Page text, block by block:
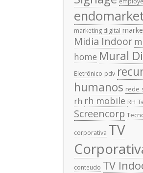
marketing digital
Midia Indoor
home Mural
Eletrônico pdv
humanos rede
rh rh mobile RH
Screencorp
corporativa TV
conteudo TV